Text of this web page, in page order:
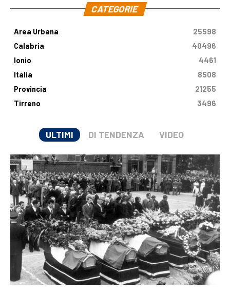
CATEGORIE
Area Urbana
25598
Calabria
40496
Ionio
4461
Italia
8508
Provincia
21255
Tirreno
3496
ULTIMI DI TENDENZA VIDEO